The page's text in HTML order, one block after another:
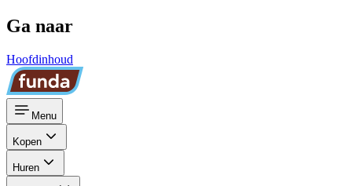
Ga naar
Hoofdinhoud
Menu
Kopen
Huren